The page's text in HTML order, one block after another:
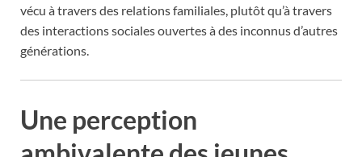
vécu à travers des relations familiales, plutôt qu’à travers
des interactions sociales ouvertes à des inconnus d’autres
générations.
Une perception